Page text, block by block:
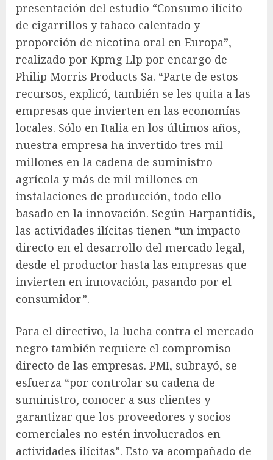
presentación del estudio “Consumo ilícito
de cigarrillos y tabaco calentado y
proporción de nicotina oral en Europa”,
realizado por Kpmg Llp por encargo de
Philip Morris Products Sa. “Parte de estos
recursos, explicó, también se les quita a las
empresas que invierten en las economías
locales. Sólo en Italia en los últimos años,
nuestra empresa ha invertido tres mil
millones en la cadena de suministro
agrícola y más de mil millones en
instalaciones de producción, todo ello
basado en la innovación. Según Harpantidis,
las actividades ilícitas tienen “un impacto
directo en el desarrollo del mercado legal,
desde el productor hasta las empresas que
invierten en innovación, pasando por el
consumidor”.
Para el directivo, la lucha contra el mercado
negro también requiere el compromiso
directo de las empresas. PMI, subrayó, se
esfuerza “por controlar su cadena de
suministro, conocer a sus clientes y
garantizar que los proveedores y socios
comerciales no estén involucrados en
actividades ilícitas”. Esto va acompañado de